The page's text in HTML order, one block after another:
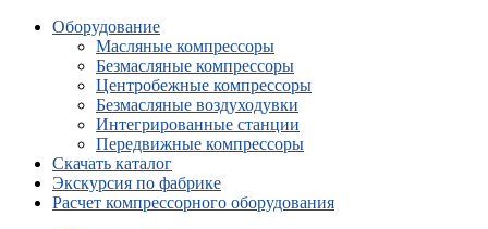
Оборудование
Масляные компрессоры
Безмасляные компрессоры
Центробежные компрессоры
Безмасляные воздуходувки
Интегрированные станции
Передвижные компрессоры
Скачать каталог
Экскурсия по фабрике
Расчет компрессорного оборудования